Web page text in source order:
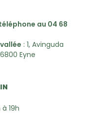
au 04 68
: 1, Avinguda
Eyne
à 19h